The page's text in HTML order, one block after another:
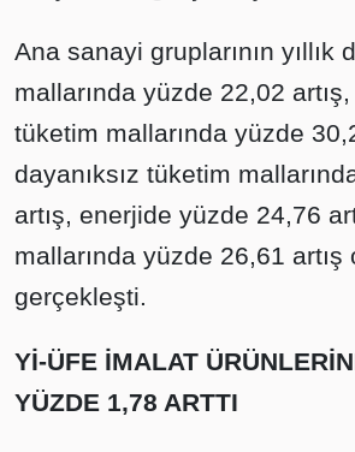
Ana sanayi gruplarının yıllık
mallarında yüzde 22,02 artış,
tüketim mallarında yüzde
dayanıksız tüketim
artış, enerjide yüzde 24,76
mallarında yüzde 26,61 artış
gerçekleşti.
Yİ-ÜFE İMALAT
YÜZDE 1,78 ARTTI